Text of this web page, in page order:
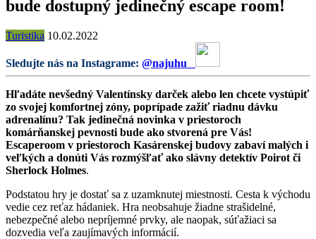
bude dostupný jedinečný escape room!
Turistika 10.02.2022
Sledujte nás na Instagrame: @najuhu
Hľadáte nevšedný Valentínsky darček alebo len chcete vystúpiť
zo svojej komfortnej zóny, poprípade zažiť riadnu dávku
adrenalínu? Tak jedinečná novinka v priestoroch
komárňanskej pevnosti bude ako stvorená pre Vás!
Escaperoom v priestoroch Kasárenskej budovy zabaví malých i
veľkých a donúti Vás rozmýšľať ako slávny detektív Poirot či
Sherlock Holmes.
Podstatou hry je dostať sa z uzamknutej miestnosti. Cesta k východu
vedie cez reťaz hádaniek. Hra neobsahuje žiadne strašidelné,
nebezpečné alebo nepríjemné prvky, ale naopak, súťažiaci sa
dozvedia veľa zaujímavých informácií.